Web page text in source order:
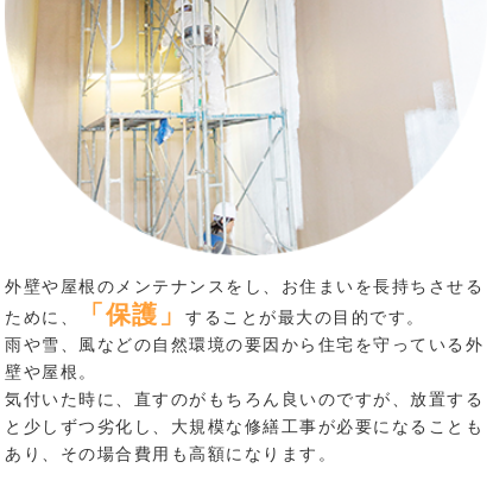
外壁や屋根のメンテナンスをし、お住まいを長持ちさせる
ために、
「保護」することが最大の目的です。
雨や雪、風などの自然環境の要因から住宅を守っている外
壁や屋根。
気付いた時に、直すのがもちろん良いのですが、放置する
と少しずつ劣化し、大規模な修繕工事が必要になることも
あり、その場合費用も高額になります。